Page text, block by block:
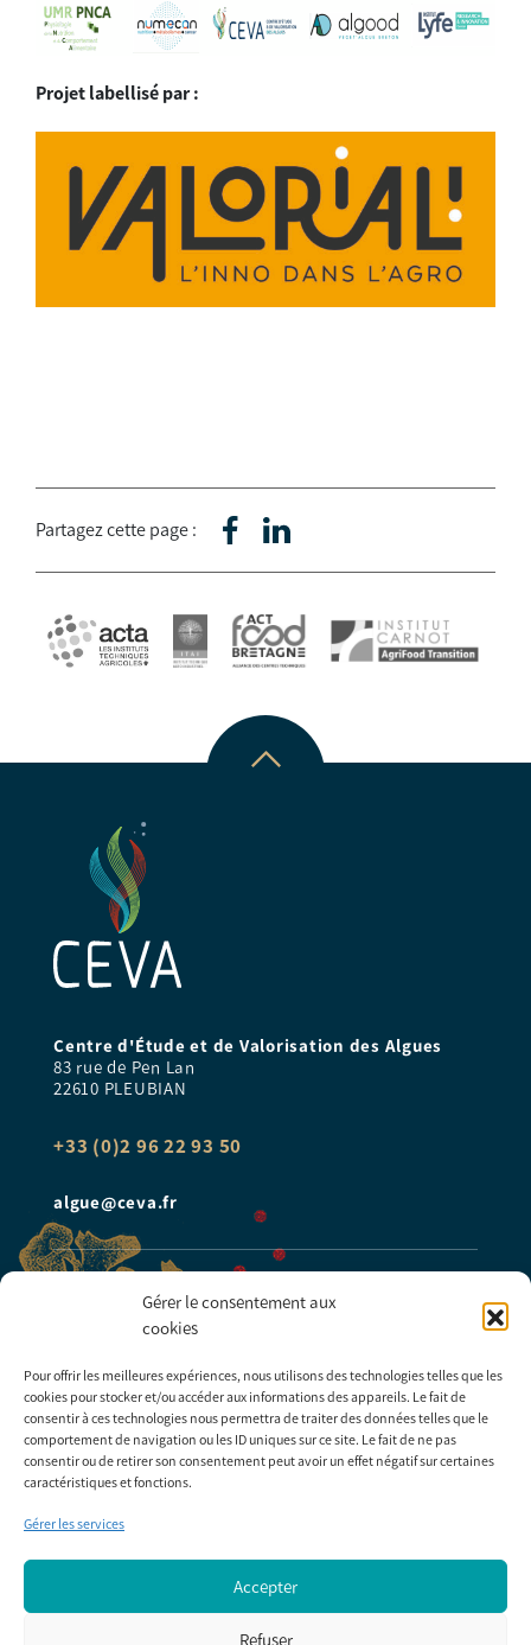
Gérer le consentement aux
cookies
Pour offrir les meilleures expériences, nous utilisons des technologies telles que les
cookies pour stocker et/ou accéder aux informations des appareils. Le fait de
consentir à ces technologies nous permettra de traiter des données telles que le
comportement de navigation ou les ID uniques sur ce site. Le fait de ne pas
consentir ou de retirer son consentement peut avoir un effet négatif sur certaines
caractéristiques et fonctions.
Gérer les services
Accepter
Refuser
Projet labellisé par :
Partagez cette page :
Centre d'Étude et de Valorisation des Algues
83 rue de Pen Lan
22610 PLEUBIAN
+33 (0)2 96 22 93 50
algue@ceva.fr
INSCRIPTION NEWSLETTER
S'inscrire
* Champs obligatoires
Mentions légales